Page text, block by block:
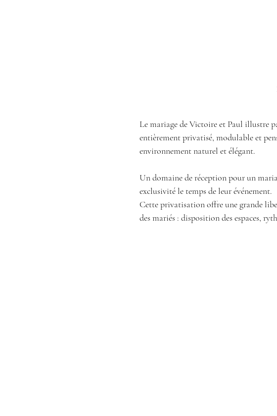
Le mariage de Victoire et Paul illustre
entièrement privatisé, modulable et
environnement naturel et élégant.
Un domaine de réception pour un
exclusivité le temps de leur événement.
Cette privatisation offre une grande
des mariés : disposition des espaces,